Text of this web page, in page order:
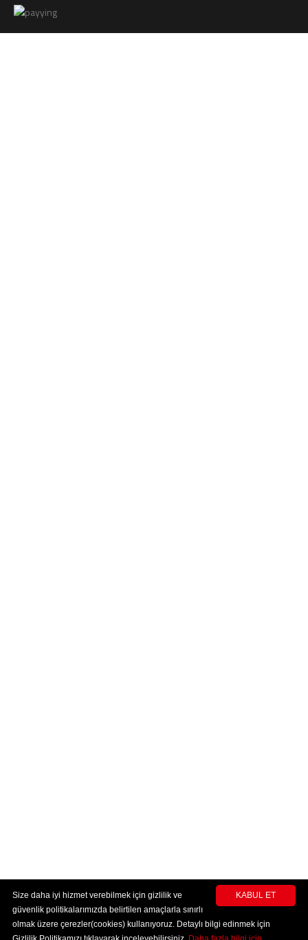
KABUL ET
Size daha iyi hizmet verebilmek için gizlilik ve
güvenlik politikalarımızda belirtilen amaçlarla sınırlı
olmak üzere çerezler(cookies) kullanıyoruz. Detaylı bilgi edinmek için